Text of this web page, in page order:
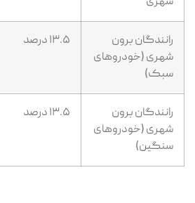
رانندگان برون
شهری (خودروهای
سبک)
۱۳.۵ درصد
رانندگان برون
شهری (خودروهای
سنگین)
۱۳.۵ درصد